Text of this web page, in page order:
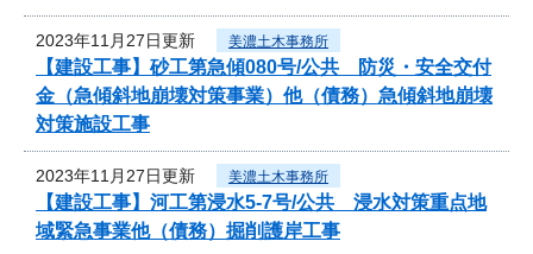
2023年11月27日更新 美濃土木事務所
【建設工事】砂工第急傾080号/公共 防災・安全交付
金（急傾斜地崩壊対策事業）他（債務）急傾斜地崩壊
対策施設工事
2023年11月27日更新 美濃土木事務所
【建設工事】河工第浸水5-7号/公共 浸水対策重点地
域緊急事業他（債務）掘削護岸工事